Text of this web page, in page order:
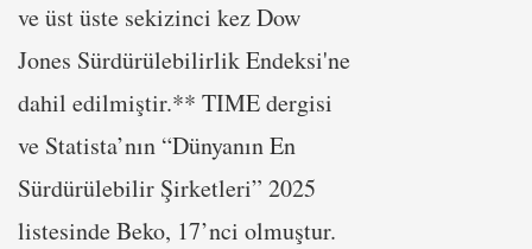
ve üst üste sekizinci kez Dow
Jones Sürdürülebilirlik Endeksi'ne
dahil edilmiştir.** TIME dergisi
ve Statista’nın “Dünyanın En
Sürdürülebilir Şirketleri” 2025
listesinde Beko, 17’nci olmuştur.